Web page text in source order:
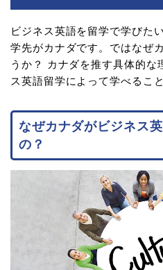
ビジネス英語を留学で学びた
学先がカナダです。ではなぜ
うか？ カナダを推す具体的な
ス英語留学によって学べるこ
なぜカナダがビジネス
の？